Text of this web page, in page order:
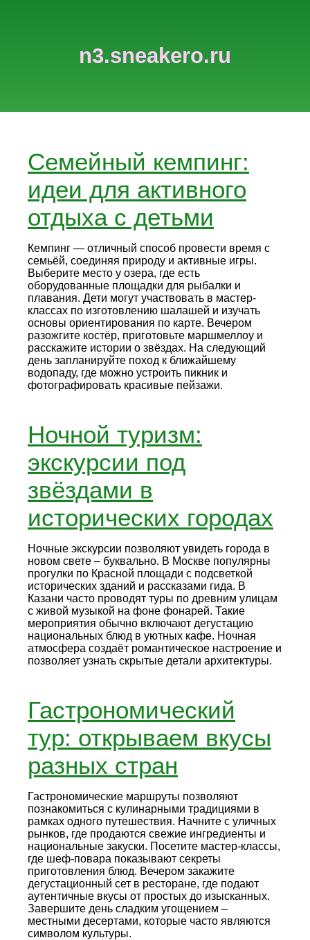
n3.sneakero.ru
Семейный кемпинг:
идеи для активного
отдыха с детьми
Кемпинг — отличный способ провести время с
семьёй, соединяя природу и активные игры.
Выберите место у озера, где есть
оборудованные площадки для рыбалки и
плавания. Дети могут участвовать в мастер-
классах по изготовлению шалашей и изучать
основы ориентирования по карте. Вечером
разожгите костёр, приготовьте маршмеллоу и
расскажите истории о звёздах. На следующий
день запланируйте поход к ближайшему
водопаду, где можно устроить пикник и
фотографировать красивые пейзажи.
Ночной туризм:
экскурсии под
звёздами в
исторических городах
Ночные экскурсии позволяют увидеть города в
новом свете – буквально. В Москве популярны
прогулки по Красной площади с подсветкой
исторических зданий и рассказами гида. В
Казани часто проводят туры по древним улицам
с живой музыкой на фоне фонарей. Такие
мероприятия обычно включают дегустацию
национальных блюд в уютных кафе. Ночная
атмосфера создаёт романтическое настроение и
позволяет узнать скрытые детали архитектуры.
Гастрономический
тур: открываем вкусы
разных стран
Гастрономические маршруты позволяют
познакомиться с кулинарными традициями в
рамках одного путешествия. Начните с уличных
рынков, где продаются свежие ингредиенты и
национальные закуски. Посетите мастер‑классы,
где шеф‑повара показывают секреты
приготовления блюд. Вечером закажите
дегустационный сет в ресторане, где подают
аутентичные вкусы от простых до изысканных.
Завершите день сладким угощением –
местными десертами, которые часто являются
символом культуры.